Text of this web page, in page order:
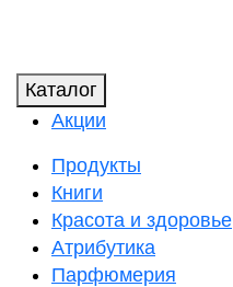
Каталог
Акции
Продукты
Книги
Красота и здоровье
Атрибутика
Парфюмерия